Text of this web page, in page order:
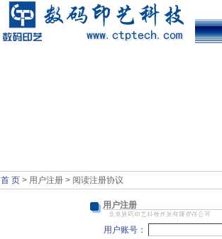
首 页> 用户注册 > 阅读注册协议
用户注册
用户账号：